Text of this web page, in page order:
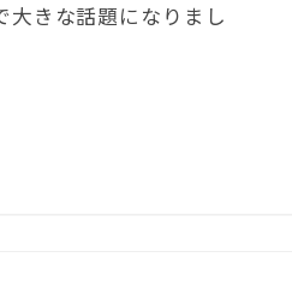
きな話題になりまし